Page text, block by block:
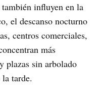
influyen en la
el descanso nocturno
centros comerciales,
más
plazas sin arbolado
tarde.